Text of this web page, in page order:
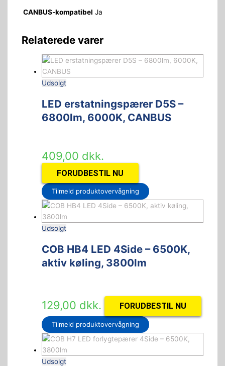
CANBUS-kompatibel Ja
Relaterede varer
Udsolgt
LED erstatningspærer D5S –
6800lm, 6000K, CANBUS
409,00 dkk.
FORUDBESTIL NU
Tilmeld produktovervågning
Udsolgt
COB HB4 LED 4Side – 6500K,
aktiv køling, 3800lm
129,00 dkk. FORUDBESTIL NU
Tilmeld produktovervågning
Udsolgt